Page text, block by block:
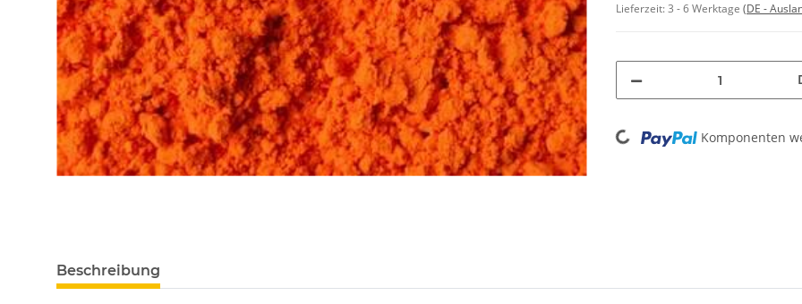
Lieferzeit:3 - 6 Werktage (DE -
Loading... Komponenten
Beschreibung